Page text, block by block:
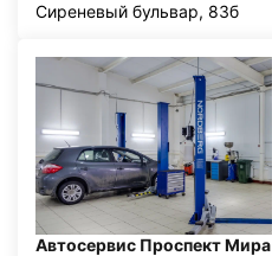
Сиреневый бульвар, 83б
Автосервис Проспект Мира